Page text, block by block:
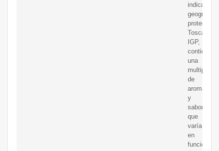
indicación
geográfica
protegida,
Toscano
IGP,
contiene
una
de
aromas
y
sabores
que
varía
en
función